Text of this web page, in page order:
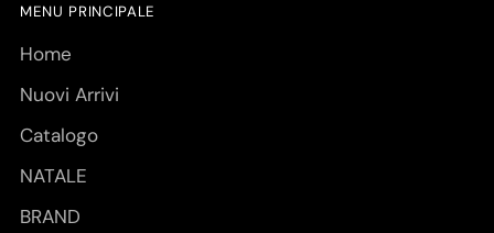
MENU PRINCIPALE
Home
Nuovi Arrivi
Catalogo
NATALE
BRAND